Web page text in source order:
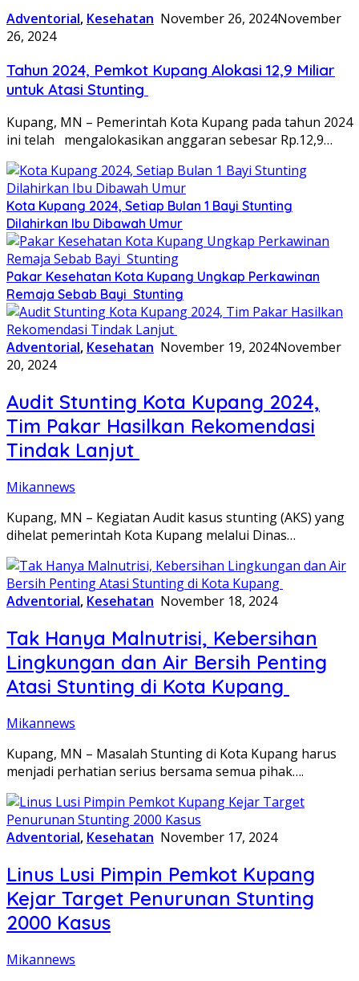
Adventorial, Kesehatan November 26, 2024November
26, 2024
Tahun 2024, Pemkot Kupang Alokasi 12,9 Miliar
untuk Atasi Stunting
Kupang, MN – Pemerintah Kota Kupang pada tahun 2024
ini telah mengalokasikan anggaran sebesar Rp.12,9…
Kota Kupang 2024, Setiap Bulan 1 Bayi Stunting
Dilahirkan Ibu Dibawah Umur
Pakar Kesehatan Kota Kupang Ungkap Perkawinan
Remaja Sebab Bayi Stunting
Adventorial, Kesehatan November 19, 2024November
20, 2024
Audit Stunting Kota Kupang 2024,
Tim Pakar Hasilkan Rekomendasi
Tindak Lanjut
Mikannews
Kupang, MN – Kegiatan Audit kasus stunting (AKS) yang
dihelat pemerintah Kota Kupang melalui Dinas…
Adventorial, Kesehatan November 18, 2024
Tak Hanya Malnutrisi, Kebersihan
Lingkungan dan Air Bersih Penting
Atasi Stunting di Kota Kupang
Mikannews
Kupang, MN – Masalah Stunting di Kota Kupang harus
menjadi perhatian serius bersama semua pihak….
Adventorial, Kesehatan November 17, 2024
Linus Lusi Pimpin Pemkot Kupang
Kejar Target Penurunan Stunting
2000 Kasus
Mikannews